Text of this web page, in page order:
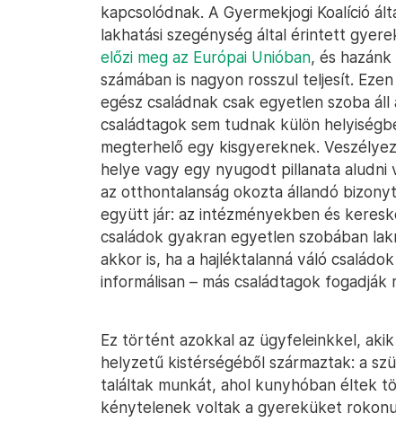
kapcsolódnak. A Gyermekjogi Koalíció
lakhatási szegénység által érintett
előzi meg az Európai Unióban, és
számában is nagyon rosszul teljesít.
egész családnak csak egyetlen szoba
családtagok sem tudnak külön
megterhelő egy kisgyereknek.
helye vagy egy nyugodt pillanata aludni
az otthontalanság okozta állandó
együtt jár: az intézményekben és
családok gyakran egyetlen szobában
akkor is, ha a hajléktalanná váló
informálisan – más családtagok fogadják
Ez történt azokkal az ügyfeleinkkel,
helyzetű kistérségéből származtak: a
találtak munkát, ahol kunyhóban éltek
kénytelenek voltak a gyereküket